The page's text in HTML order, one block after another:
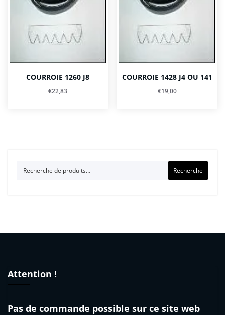
COURROIE 1260 J8
€22,83
COURROIE 1428 J4 OU 141
€19,00
Recherche
Attention !
Pas de commande possible sur ce site web